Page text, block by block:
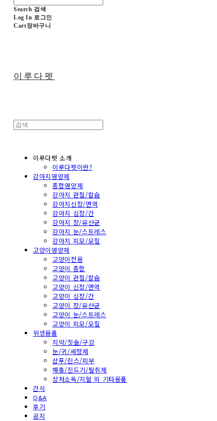
Search 검색
Log In 로그인
Cart장바구니
이루다펫
이루다펫 소개
이루다펫이란?
강아지영양제
종합영양제
강아지 관절/칼슘
강아지신장/면역
강아지 심장/간
강아지 장/유산균
강아지 눈/스트레스
강아지 피모/모질
고양이영양제
고양이전용
고양이 종합
고양이 관절/칼슘
고양이 신장/면역
고양이 심장/간
고양이 장/유산균
고양이 눈/스트레스
고양이 피모/모질
위생용품
치약/칫솔/구강
눈/귀/세정제
샴푸/린스/피부
해충/진드기/탈취제
상처소독/지혈 외 기타용품
간식
Q&A
후기
공지